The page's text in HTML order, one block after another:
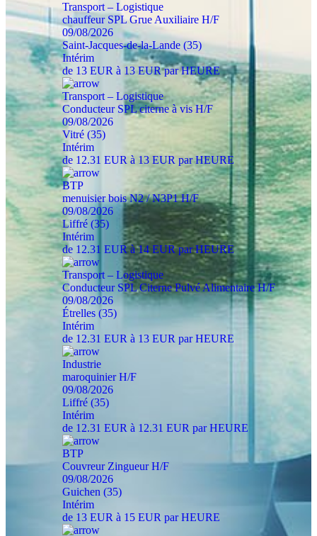
Transport – Logistique
chauffeur SPL Grue Auxiliaire H/F
09/08/2026
Saint-Jacques-de-la-Lande (35)
Intérim
de 13 EUR à 13 EUR par HEURE
Transport – Logistique
Conducteur SPL citerne à vis H/F
09/08/2026
Vitré (35)
Intérim
de 12.31 EUR à 13 EUR par HEURE
BTP
menuisier bois N2 / N3P1 H/F
09/08/2026
Liffré (35)
Intérim
de 12.31 EUR à 14 EUR par HEURE
Transport – Logistique
Conducteur SPL Citerne Pulvé Alimentaire H/F
09/08/2026
Étrelles (35)
Intérim
de 12.31 EUR à 13 EUR par HEURE
Industrie
maroquinier H/F
09/08/2026
Liffré (35)
Intérim
de 12.31 EUR à 12.31 EUR par HEURE
BTP
Couvreur Zingueur H/F
09/08/2026
Guichen (35)
Intérim
de 13 EUR à 15 EUR par HEURE